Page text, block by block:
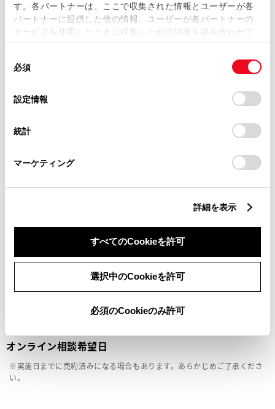
す。各パートナーは、ここで収集された情報とユーザーが各
パートナーに提供した他の情報、ユーザーが各パートナーの
サービスを使用したときに収集した他の情報を組み合わせて
使用することがあります。当ウェブサイトの使用を続行する
デバイスにすべてのCookie(クッキー)が保存されることに同
意したことになります。Cookie(クッキー)のオプトアウト、
設定の変更、同意を撤回したりするにあたっては、当社の
「Cookie（クッキー）情報の取り扱いについて
」をご覧くだ
必須
設定情報
統計
マーケティング
詳細を表示
すべてのCookieを許可
選択中のCookieを許可
必須のCookieのみ許可
Eメール
電話
必須 メールアドレス
見積り相談
その他
オンライン相談希望日
※実施日までに売約済みになる場合もあります。あらかじめご了承くださ
い。